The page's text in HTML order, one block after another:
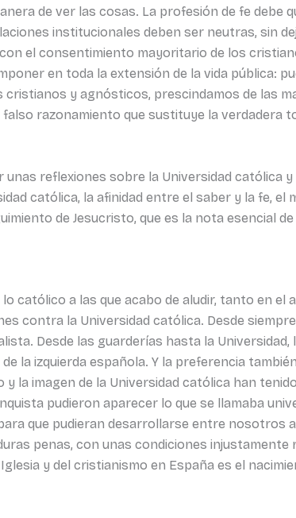
de ver las cosas. La profesión de fe debe
institucionales deben ser neutras, sin
el consentimiento mayoritario de los
en toda la extensión de la vida pública:
y agnósticos, prescindamos de las
razonamiento que sustituye la verdadera
reflexiones sobre la Universidad católica
católica, la afinidad entre el saber y la fe,
de Jesucristo, que es la nota esencial
católico a las que acabo de aludir, tanto en el
contra la Universidad católica. Desde
Desde las guarderías hasta la
la izquierda española. Y la preferencia
la imagen de la Universidad católica han
pudieron aparecer lo que se llamaba
que pudieran desarrollarse entre nosotros
penas, con unas condiciones
y del cristianismo en España es el